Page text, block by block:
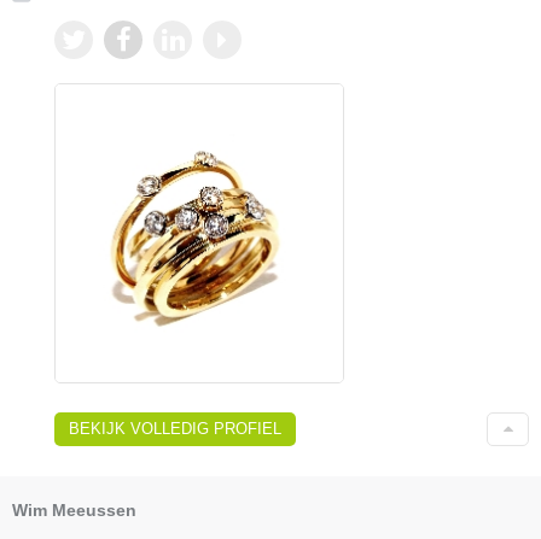
BEKIJK VOLLEDIG PROFIEL
Wim Meeussen